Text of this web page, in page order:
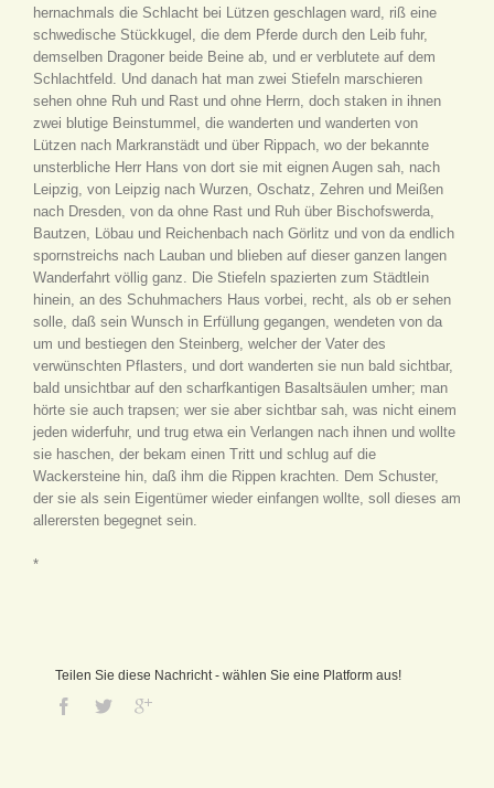
hernachmals die Schlacht bei Lützen geschlagen ward, riß eine
schwedische Stückkugel, die dem Pferde durch den Leib fuhr,
demselben Dragoner beide Beine ab, und er verblutete auf dem
Schlachtfeld. Und danach hat man zwei Stiefeln marschieren
sehen ohne Ruh und Rast und ohne Herrn, doch staken in ihnen
zwei blutige Beinstummel, die wanderten und wanderten von
Lützen nach Markranstädt und über Rippach, wo der bekannte
unsterbliche Herr Hans von dort sie mit eignen Augen sah, nach
Leipzig, von Leipzig nach Wurzen, Oschatz, Zehren und Meißen
nach Dresden, von da ohne Rast und Ruh über Bischofswerda,
Bautzen, Löbau und Reichenbach nach Görlitz und von da endlich
spornstreichs nach Lauban und blieben auf dieser ganzen langen
Wanderfahrt völlig ganz. Die Stiefeln spazierten zum Städtlein
hinein, an des Schuhmachers Haus vorbei, recht, als ob er sehen
solle, daß sein Wunsch in Erfüllung gegangen, wendeten von da
um und bestiegen den Steinberg, welcher der Vater des
verwünschten Pflasters, und dort wanderten sie nun bald sichtbar,
bald unsichtbar auf den scharfkantigen Basaltsäulen umher; man
hörte sie auch trapsen; wer sie aber sichtbar sah, was nicht einem
jeden widerfuhr, und trug etwa ein Verlangen nach ihnen und wollte
sie haschen, der bekam einen Tritt und schlug auf die
Wackersteine hin, daß ihm die Rippen krachten. Dem Schuster,
der sie als sein Eigentümer wieder einfangen wollte, soll dieses am
allerersten begegnet sein.
*
Teilen Sie diese Nachricht - wählen Sie eine Platform aus!